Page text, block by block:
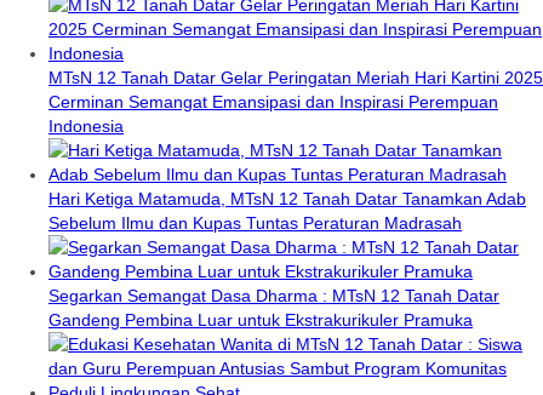
MTsN 12 Tanah Datar Gelar Peringatan Meriah Hari Kartini 2025
Cerminan Semangat Emansipasi dan Inspirasi Perempuan
Indonesia
Hari Ketiga Matamuda, MTsN 12 Tanah Datar Tanamkan Adab
Sebelum Ilmu dan Kupas Tuntas Peraturan Madrasah
Segarkan Semangat Dasa Dharma : MTsN 12 Tanah Datar
Gandeng Pembina Luar untuk Ekstrakurikuler Pramuka